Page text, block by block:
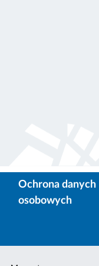
Ochrona danych
osobowych